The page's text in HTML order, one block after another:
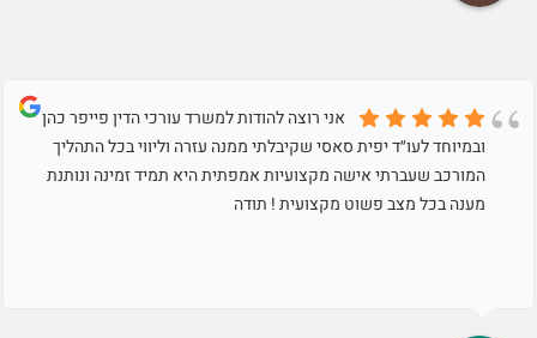
אני רוצה להודות למשרד עורכי הדין פייפר כהן
ובמיוחד לעו״ד יפית סאסי שקיבלתי ממנה עזרה וליווי בכל התהליך
המורכב שעברתי אישה מקצועיות אמפתית היא תמיד זמינה ונותנת
מענה בכל מצב פשוט מקצועית ! תודה